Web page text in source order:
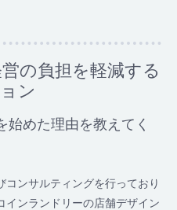
の負担を軽減する
ン
始めた理由を教えてく
ンサルティングを行っており
インランドリーの店舗デザイン